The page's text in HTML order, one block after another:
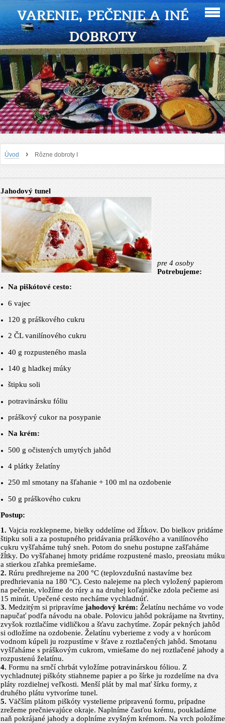
VARENIE, PEČENIE A INÉ
DOBROTY
Úvod › Rôzne dobroty I
Jahodový tunel
pre 4 osoby
Potrebujeme:
Na piškótové cesto:
6 vajec
120 g práškového cukru
2 ČL vanilínového cukru
40 g rozpusteného masla
140 g hladkej múky
štipku soli
potravinársku fóliu
práškový cukor na posypanie
Na krém:
500 g očistených umytých ja­hôd
4 plátky želatíny
250 ml smotany na šľahanie + 100 ml na ozdobenie
50 g práškového cukru
Postup:
1. Vajcia rozklepneme, bielky oddelíme od žĺtkov. Do bielkov pridáme
štipku soli a za postupného pridávania práškového a vanilínového
cukru vyšľaháme tuhý sneh. Potom do snehu postupne zašľaháme
žĺtky. Do vyšľahanej hmoty pridáme rozpustené maslo, preosiatu múku
a stierkou zľahka premiešame.
2. Rúru predhrejeme na 200 °C (teplovzdušnú nastavíme bez
predhrievania na 180 °C). Cesto nalejeme na plech vyložený papierom
na pečenie, vložíme do rúry a na druhej koľajničke zdola pečieme asi
15 minút. Upečené cesto necháme vychladnúť.
3. Medzitým si pripravíme jahodový krém: Želatínu necháme vo vode
napučať podľa návodu na obale. Polovicu jahôd pokrájame na štvrtiny,
zvyšok roztlačíme vidličkou a šťavu zachytíme. Zopár pekných jahôd
si odložíme na ozdobenie. Želatínu vyberieme z vody a v horúcom
vodnom kúpeli ju rozpustíme v šťave z roztlačených jahôd. Smotanu
vyšľaháme s práškovým cukrom, vmiešame do nej roztlačené jahody a
rozpustenú želatínu.
4. Formu na srnčí chrbát vyložíme potravinárskou fóliou. Z
vychladnutej piškóty stiahneme papier a po šírke ju rozdelíme na dva
pláty rozdielnej veľkosti. Menší plát by mal mať šírku formy, z
druhého plátu vytvoríme tunel.
5. Väčším plátom piškóty vystelieme pripravenú formu, prípadne
zrežeme prečnievajúce okraje. Naplníme časťou krému, poukladáme
naň pokrájané jahody a doplníme zvyšným krémom. Na vrch položíme